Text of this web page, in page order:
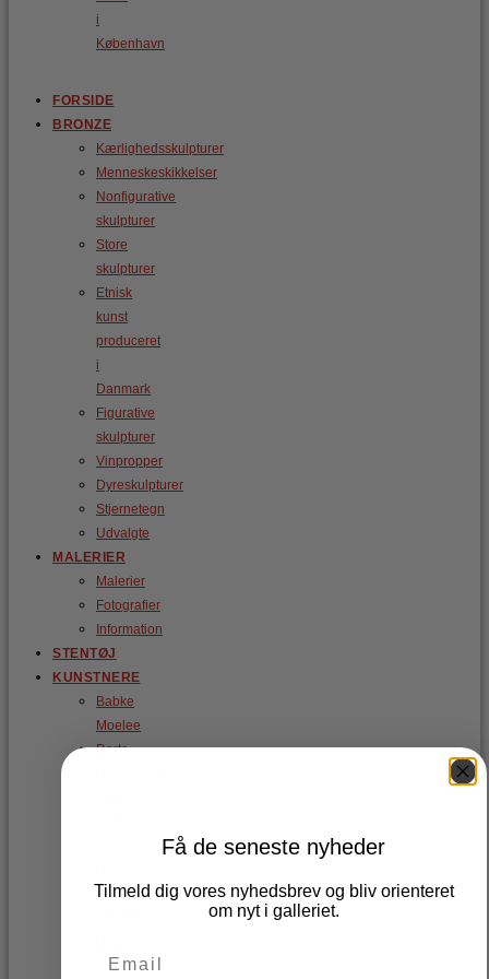
i
København
FORSIDE
BRONZE
Kærlighedsskulpturer
Menneskeskikkelser
Nonfigurative
skulpturer
Store
skulpturer
Etnisk
kunst
produceret
i
Danmark
Figurative
skulpturer
Vinpropper
Dyreskulpturer
Stjernetegn
Udvalgte
MALERIER
Malerier
Fotografier
Information
STENTØJ
KUNSTNERE
Babke
Moelee
Dorte
Berry
Sjöstedt
Få de seneste nyheder
Tilmeld dig vores nyhedsbrev og bliv orienteret
om nyt i galleriet.